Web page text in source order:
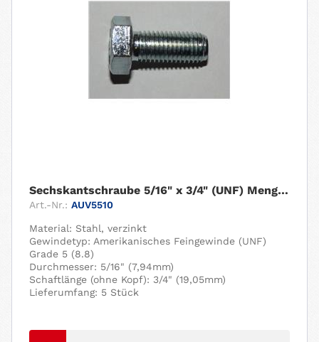
Sechskantschraube 5/16" x 3/4" (UNF) Menge: 5...
Art.-Nr.: AUV5510
Material: Stahl, verzinkt
Gewindetyp: Amerikanisches Feingewinde (UNF)
Grade 5 (8.8)
Durchmesser: 5/16" (7,94mm)
Schaftlänge (ohne Kopf): 3/4" (19,05mm)
Lieferumfang: 5 Stück